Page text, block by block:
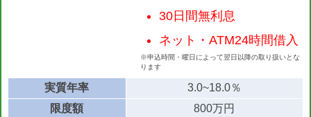
30日間無利息
ネット・ATM24時間借入
※申込時間・曜日によって翌日以降の取り扱いとな
ります
実質年率
3.0~18.0％
限度額
800万円